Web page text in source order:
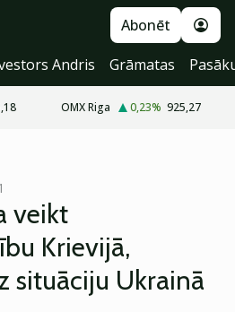
Abonēt
Andris Grāmatas
OMX Riga 0,23% 925,27
veikt
Krievijā,
situāciju Ukrainā